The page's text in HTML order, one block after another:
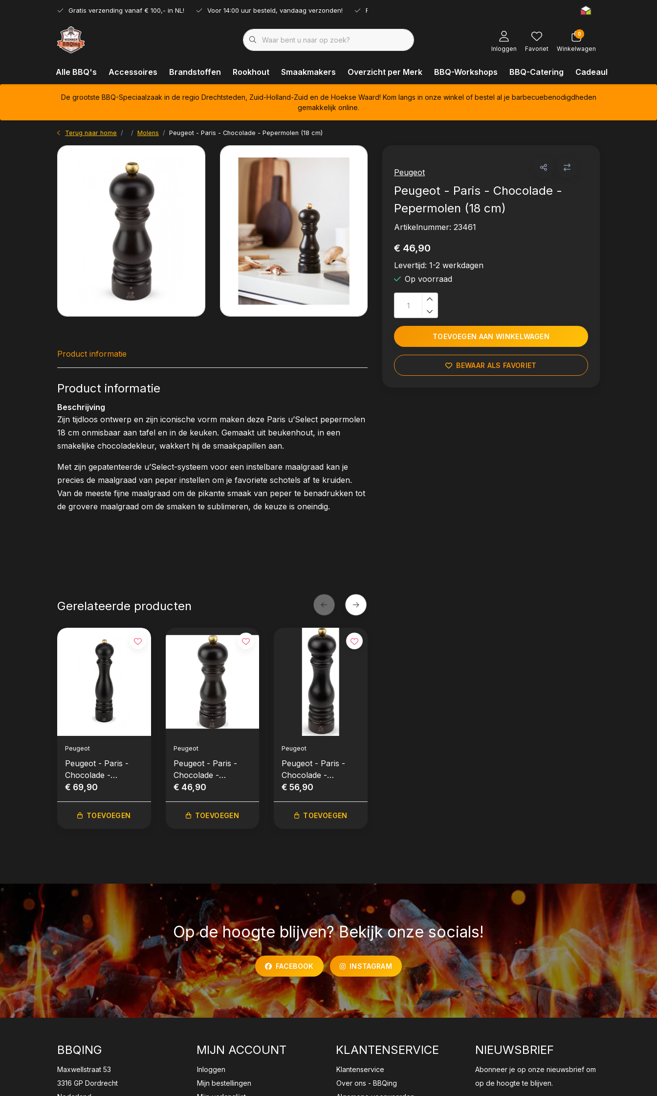
Gratis verzending vanaf € 100,- in NL! Voor 14:00 uur besteld, vandaag verzonden! Ruim assortiment!
Inloggen Favoriet
0
Winkelwagen
Alle BBQ's Accessoires Brandstoffen Rookhout Smaakmakers Overzicht per Merk BBQ-Workshops BBQ-Catering Cadeaubonnen
De grootste BBQ-Speciaalzaak in de regio Drechtsteden, Zuid-Holland-Zuid en de Hoekse Waard! Kom langs in onze winkel of bestel al je barbecuebenodigdheden
gemakkelijk online.
Terug naar home Molens Peugeot - Paris - Chocolade - Pepermolen (18 cm)
Peugeot
Peugeot - Paris - Chocolade -
Pepermolen (18 cm)
Artikelnummer: 23461
€ 46,90
Levertijd: 1-2 werkdagen
Op voorraad
TOEVOEGEN AAN WINKELWAGEN
BEWAAR ALS FAVORIET
Product informatie
Product informatie
Beschrijving
Zijn tijdloos ontwerp en zijn iconische vorm maken deze Paris u’Select pepermolen
18 cm onmisbaar aan tafel en in de keuken. Gemaakt uit beukenhout, in een
smakelijke chocoladekleur, wakkert hij de smaakpapillen aan.
Met zijn gepatenteerde u’Select-systeem voor een instelbare maalgraad kan je
precies de maalgraad van peper instellen om je favoriete schotels af te kruiden.
Van de meeste fijne maalgraad om de pikante smaak van peper te benadrukken tot
de grovere maalgraad om de smaken te sublimeren, de keuze is oneindig.
Gerelateerde producten
Peugeot
Peugeot - Paris -
Chocolade -
Pepermolen (30 cm)
€ 69,90
TOEVOEGEN
Peugeot
Peugeot - Paris -
Chocolade -
Zoutmolen (18 cm)
€ 46,90
TOEVOEGEN
Peugeot
Peugeot - Paris -
Chocolade -
Zoutmolen (22 cm)
€ 56,90
TOEVOEGEN
Op de hoogte blijven? Bekijk onze socials!
FACEBOOK INSTAGRAM
BBQING
Maxwellstraat 53
3316 GP Dordrecht
MIJN ACCOUNT
Inloggen
Mijn bestellingen
KLANTENSERVICE
Klantenservice
Over ons - BBQing
NIEUWSBRIEF
Abonneer je op onze nieuwsbrief om
op de hoogte te blijven.